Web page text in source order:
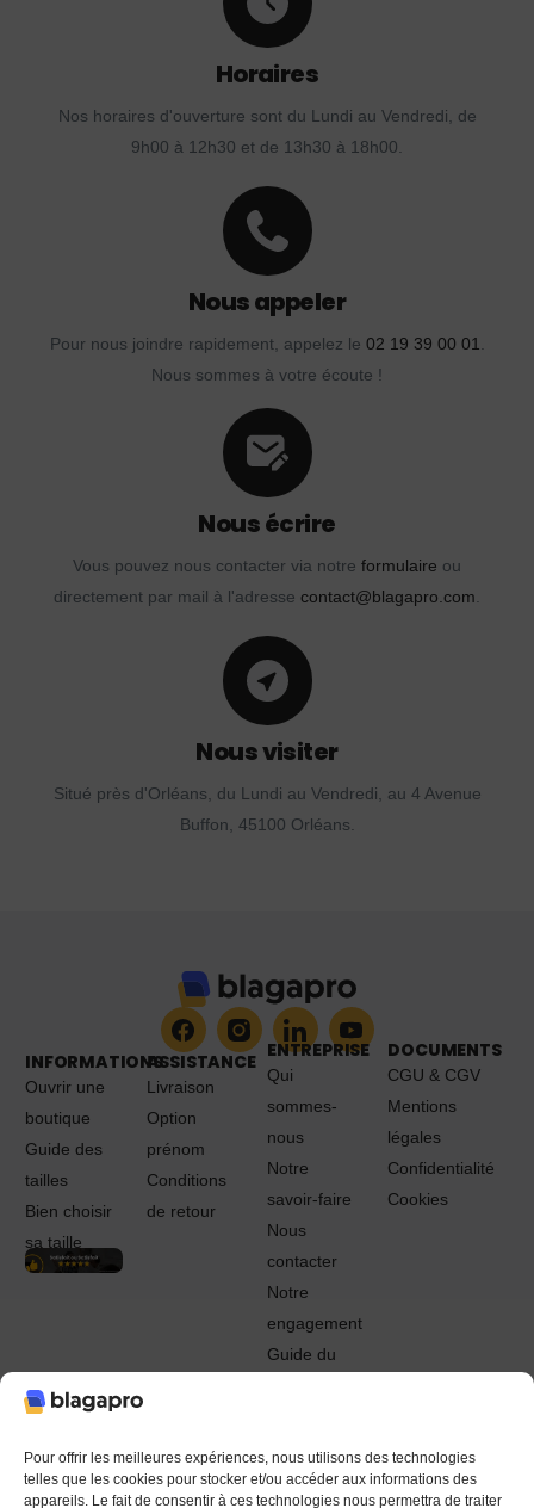
Pour offrir les meilleures expériences, nous utilisons des technologies
telles que les cookies pour stocker et/ou accéder aux informations des
appareils. Le fait de consentir à ces technologies nous permettra de traiter
Horaires
Nos horaires d'ouverture sont du Lundi au Vendredi, de
9h00 à 12h30 et de 13h30 à 18h00.
Nous appeler
Pour nous joindre rapidement, appelez le 02 19 39 00 01.
Nous sommes à votre écoute !
Nous écrire
Vous pouvez nous contacter via notre formulaire ou
directement par mail à l'adresse contact@blagapro.com.
Nous visiter
Situé près d'Orléans, du Lundi au Vendredi, au 4 Avenue
Buffon, 45100 Orléans.
INFORMATIONS
Ouvrir une
boutique
Guide des
tailles
Bien choisir
sa taille
ASSISTANCE
Livraison
Option
prénom
Conditions
de retour
ENTREPRISE
Qui
sommes-
nous
Notre
savoir-faire
Nous
contacter
Notre
engagement
Guide du
DOCUMENTS
CGU & CGV
Mentions
légales
Confidentialité
Cookies
© 2022 - 2024 Blagapro. Tous droits réservés. Textiles
personnalisés à Orléans